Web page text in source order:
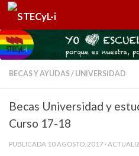
Saltar al contenido
BECAS Y AYUDAS/ UNIVERSIDAD
Becas Universidad y
Curso 17-18
PUBLICADA 10 AGOSTO, 2017 ·